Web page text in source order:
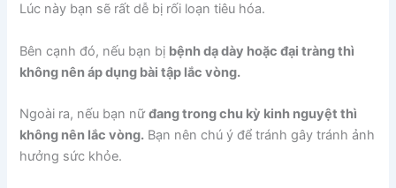
Lúc này bạn sẽ rất dễ bị rối loạn tiêu hóa.
Bên cạnh đó, nếu bạn bị bệnh dạ dày hoặc đại tràng thì
không nên áp dụng bài tập lắc vòng.
Ngoài ra, nếu bạn nữđang trong chu kỳ kinh nguyệt thì
không nên lắc vòng. Bạn nên chú ý để tránh gây tránh ảnh
hưởng sức khỏe.